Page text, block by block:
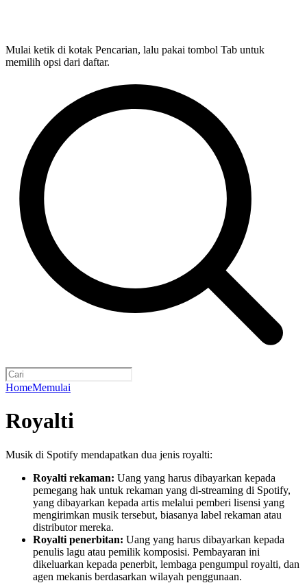
Mulai ketik di kotak Pencarian, lalu pakai tombol Tab untuk
memilih opsi dari daftar.
HomeMemulai
Royalti
Musik di Spotify mendapatkan dua jenis royalti:
Royalti rekaman: Uang yang harus dibayarkan kepada
pemegang hak untuk rekaman yang di-streaming di Spotify,
yang dibayarkan kepada artis melalui pemberi lisensi yang
mengirimkan musik tersebut, biasanya label rekaman atau
distributor mereka.
Royalti penerbitan: Uang yang harus dibayarkan kepada
penulis lagu atau pemilik komposisi. Pembayaran ini
dikeluarkan kepada penerbit, lembaga pengumpul royalti, dan
agen mekanis berdasarkan wilayah penggunaan.